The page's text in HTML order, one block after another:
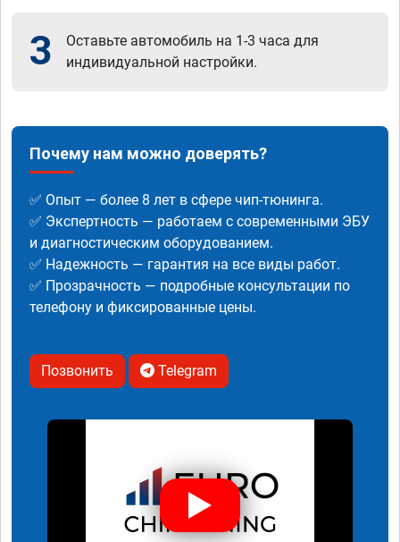
3
Оставьте автомобиль на 1-3 часа для
индивидуальной настройки.
Почему нам можно доверять?
✅ Опыт — более 8 лет в сфере чип-тюнинга.
✅ Экспертность — работаем с современными ЭБУ
и диагностическим оборудованием.
✅ Надежность — гарантия на все виды работ.
✅ Прозрачность — подробные консультации по
телефону и фиксированные цены.
Позвонить Telegram